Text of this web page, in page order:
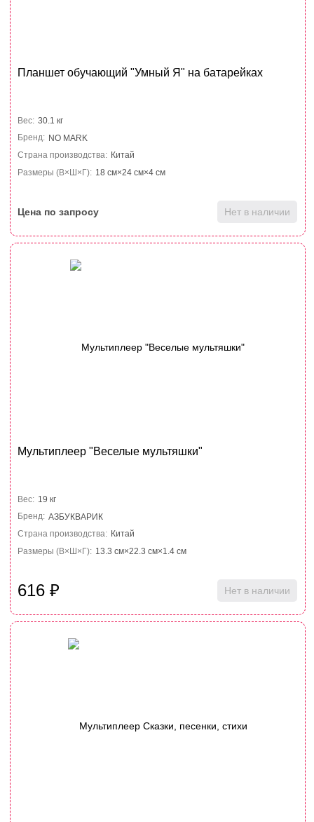
Планшет обучающий "Умный Я" на батарейках
Вес: 30.1 кг
Бренд: NO MARK
Страна производства: Китай
Размеры (В×Ш×Г): 18 см×24 см×4 см
Цена по запросу Нет в наличии
Мультиплеер "Веселые мультяшки"
Вес: 19 кг
Бренд: АЗБУКВАРИК
Страна производства: Китай
Размеры (В×Ш×Г): 13.3 см×22.3 см×1.4 см
616₽ Нет в наличии